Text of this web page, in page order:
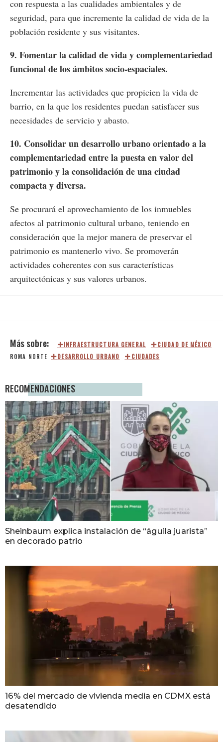
con respuesta a las cualidades ambientales y de
seguridad, para que incremente la calidad de vida de la
población residente y sus visitantes.
9. Fomentar la calidad de vida y complementariedad
funcional de los ámbitos socio-espaciales.
Incrementar las actividades que propicien la vida de
barrio, en la que los residentes puedan satisfacer sus
necesidades de servicio y abasto.
10. Consolidar un desarrollo urbano orientado a la
complementariedad entre la puesta en valor del
patrimonio y la consolidación de una ciudad
compacta y diversa.
Se procurará el aprovechamiento de los inmuebles
afectos al patrimonio cultural urbano, teniendo en
consideración que la mejor manera de preservar el
patrimonio es mantenerlo vivo. Se promoverán
actividades coherentes con sus características
arquitectónicas y sus valores urbanos.
INFRAESTRUCTURA GENERAL
CIUDAD DE MÉXICO
ROMA NORTE
DESARROLLO URBANO CIUDADES
RECOMENDACIONES
Sheinbaum explica instalación de “águila juarista”
en decorado patrio
16% del mercado de vivienda media en CDMX está
desatendido